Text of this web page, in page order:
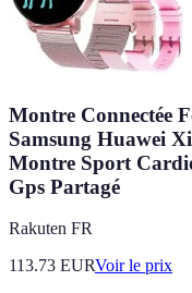
Montre Connectée
Samsung Huawei
Montre Sport
Gps Partagé
Rakuten FR
113.73 EURVoir le prix